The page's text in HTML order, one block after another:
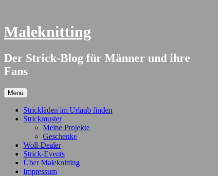
Inhalt
Maleknitting
Der Strick-Blog für Männer und ihre
Fans
Menü
Strickläden im Urlaub finden
Strickmuster
Meine Projekte
Geschenke
Woll-Dealer
Strick-Events
Über Maleknitting
Impressum